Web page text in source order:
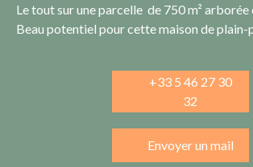
Le tout sur une parcelle de 750 m²
Beau potentiel pour cette maison de plain-
+33 5 46 27 30
32
Envoyer un mail